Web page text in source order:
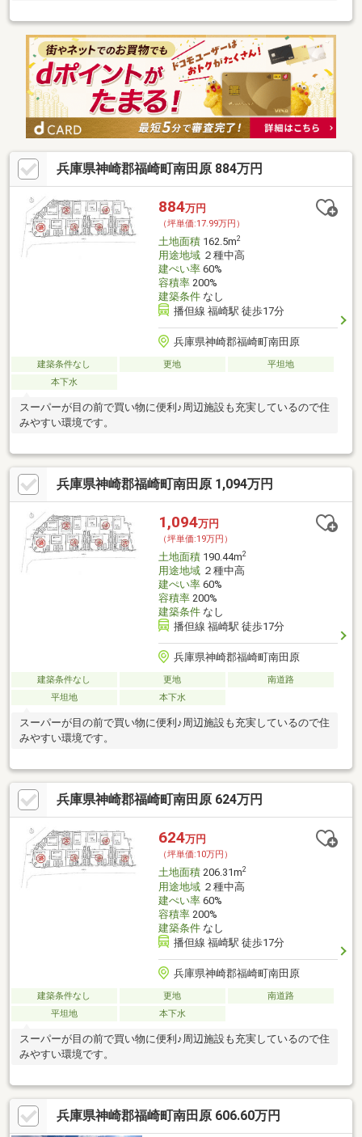
兵庫県神崎郡福崎町南田原 884万円
884万円
（坪単価:17.99万円）
土地面積162.5m2
用途地域２種中高
建ぺい率60%
容積率200%
建築条件なし
播但線 福崎駅 徒歩17分
兵庫県神崎郡福崎町南田原
建築条件なし 更地
平坦地
本下水
スーパーが目の前で買い物に便利♪周辺施設も充実しているので住
みやすい環境です。
兵庫県神崎郡福崎町南田原 1,094万円
1,094万円
（坪単価:19万円）
土地面積190.44m2
用途地域２種中高
建ぺい率60%
容積率200%
建築条件なし
播但線 福崎駅 徒歩17分
兵庫県神崎郡福崎町南田原
建築条件なし 更地
南道路
平坦地
本下水
スーパーが目の前で買い物に便利♪周辺施設も充実しているので住
みやすい環境です。
兵庫県神崎郡福崎町南田原 624万円
624万円
（坪単価:10万円）
土地面積206.31m2
用途地域２種中高
建ぺい率60%
容積率200%
建築条件なし
播但線 福崎駅 徒歩17分
兵庫県神崎郡福崎町南田原
建築条件なし 更地
南道路
平坦地
本下水
スーパーが目の前で買い物に便利♪周辺施設も充実しているので住
みやすい環境です。
兵庫県神崎郡福崎町南田原 606.60万円